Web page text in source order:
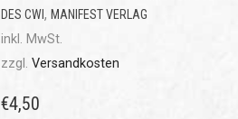
DES CWI, MANIFEST VERLAG
inkl. MwSt.
zzgl. Versandkosten
€4,50